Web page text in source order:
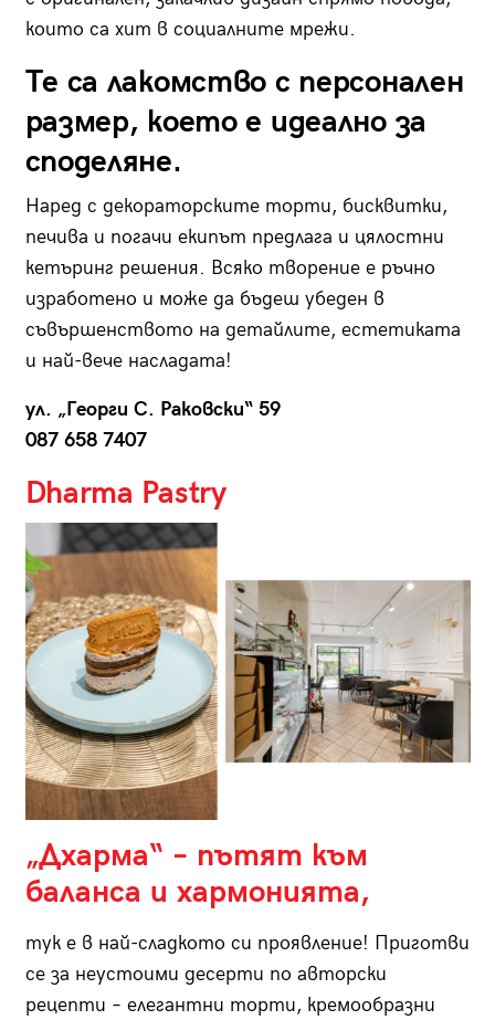
които са хит в социалните мрежи.
Те са лакомство с персонален
размер, което е идеално за
споделяне.
Наред с декораторските торти, бисквитки,
печива и погачи екипът предлага и цялостни
кетъринг решения. Всяко творение е ръчно
изработено и може да бъдеш убеден в
съвършенството на детайлите, естетиката
и най-вече насладата!
ул. „Георги С. Раковски“ 59
087 658 7407
Dharma Pastry
„Дхарма“ – пътят към
баланса и хармонията,
тук е в най-сладкото си проявление! Приготви
се за неустоими десерти по авторски
рецепти – елегантни торти, кремообразни